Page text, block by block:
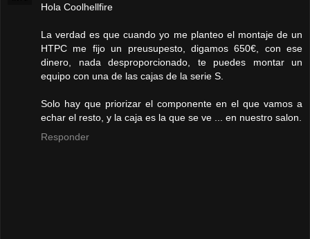
Hola Coolhellfire
La verdad es que cuando yo me planteo el montaje de un
HTPC me fijo un preusupesto, digamos 650€, con ese
dinero, nada desproporcionado, te puedes montar un
equipo con una de las cajas de la serie S.
Solo hay que priorizar el componente en el que vamos a
echar el resto, y la caja es la que se ve ... en nuestro salon.
Responder